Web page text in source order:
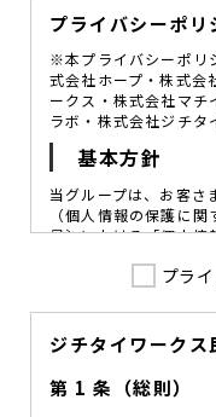
プライバシーポリ
※本プライバシーポリ
式会社ホープ・株式会
ークス・株式会社マチ
ラボ・株式会社ジチタ
基本方針
当グループは、お客さ
（個人情報の保護に
号〕における「個人情
図ることが、重要な
を定め、役員及び従業
組みを徹底させること
に努めてまいります。
プラ
ジチタイワーク
第 1 条（総則）